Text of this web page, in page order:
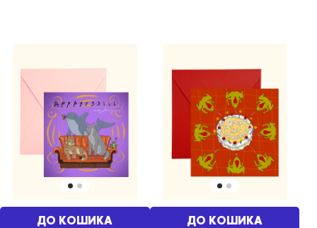
ДО КОШИКА ДО КОШИКА